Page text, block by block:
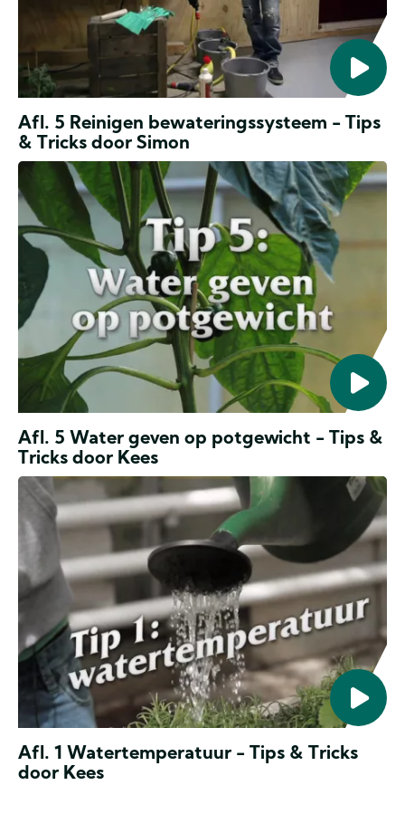
Afl. 5 Reinigen bewateringssysteem - Tips
& Tricks door Simon
&
Tricks
door
Kees
Afl. 5 Water geven op potgewicht - Tips &
Tricks door Kees
Tips
Tricks
Kees
Afl. 1 Watertemperatuur - Tips & Tricks
door Kees